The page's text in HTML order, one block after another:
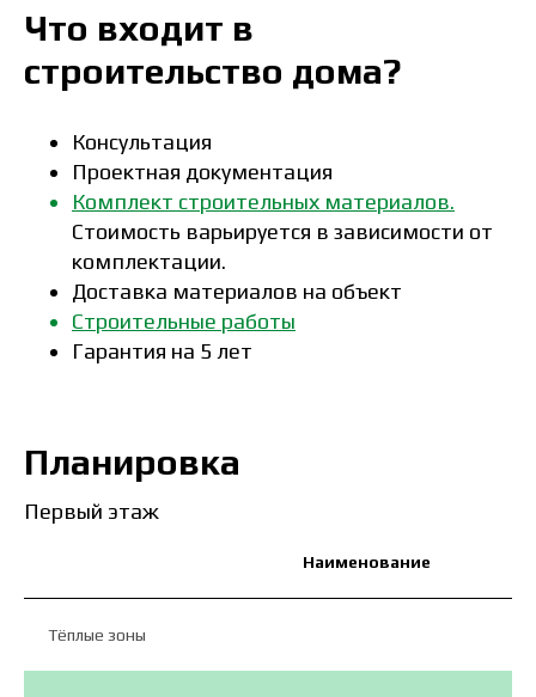
Что входит в
строительство дома?
Консультация
Проектная документация
Комплект строительных материалов.
Стоимость варьируется в зависимости от
комплектации.
Доставка материалов на объект
Строительные работы
Гарантия на 5 лет
Планировка
Первый этаж
Наименование
Тёплые зоны